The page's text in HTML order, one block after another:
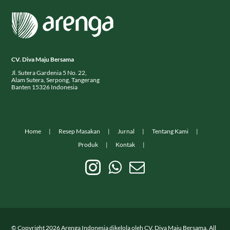
CV. Diva Maju Bersama
Jl. Sutera Gardenia 5 No. 22,
Alam Sutera, Serpong, Tangerang
Banten 15326 Indonesia
Home Resep Masakan Jurnal
Tentang Kami
Produk
Kontak
© Copyright 2026Arenga Indonesia dikelola oleh CV. Diva Maju Bersama. All